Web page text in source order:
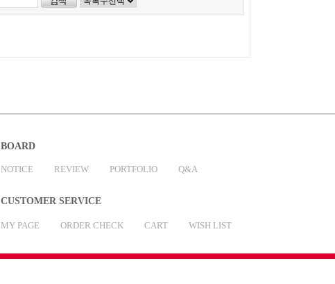
BOARD
NOTICE REVIEW PORTFOLIO Q&A
CUSTOMER SERVICE
MY PAGE ORDER CHECK CART WISH LIST